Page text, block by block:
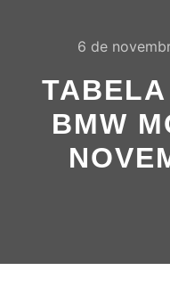
6 de
BMW